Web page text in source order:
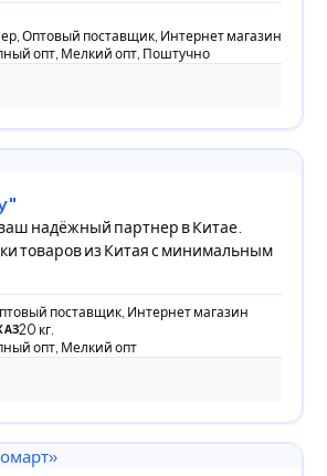
Оптовый поставщик, Интернет магазин
опт, Мелкий опт, Поштучно
надёжный партнер в Китае.
товаров из Китая с минимальным
поставщик, Интернет магазин
20 кг.
опт, Мелкий опт